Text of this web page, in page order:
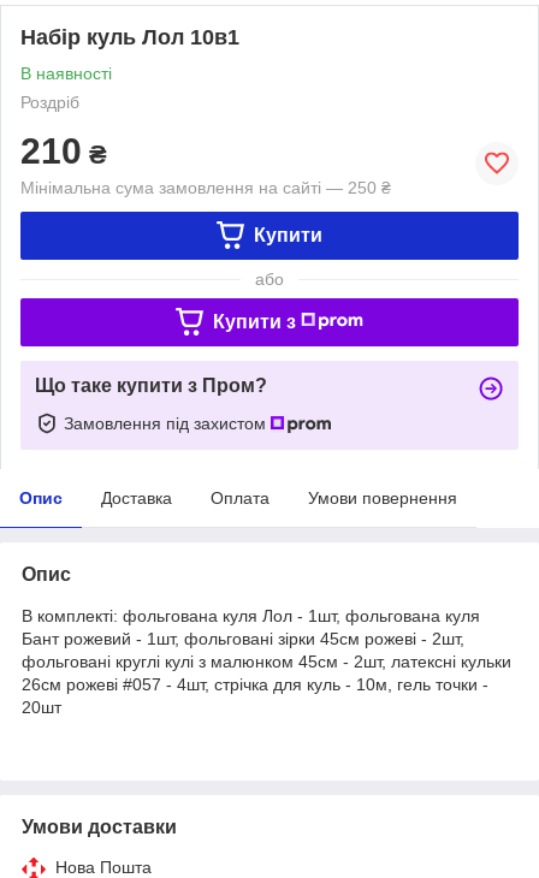
Набір куль Лол 10в1
В наявності
Роздріб
210 ₴
Мінімальна сума замовлення на сайті — 250 ₴
Купити
або
Купити з
Що таке купити з Пром?
Замовлення під захистом
Опис Доставка Оплата Умови повернення
Опис
В комплекті: фольгована куля Лол - 1шт, фольгована куля
Бант рожевий - 1шт, фольговані зірки 45см рожеві - 2шт,
фольговані круглі кулі з малюнком 45см - 2шт, латексні кульки
26см рожеві #057 - 4шт, стрічка для куль - 10м, гель точки -
20шт
Умови доставки
Нова Пошта